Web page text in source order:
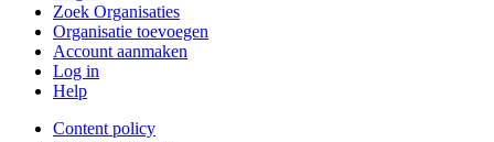
Zoek Organisaties
Organisatie toevoegen
Account aanmaken
Log in
Help
Content policy